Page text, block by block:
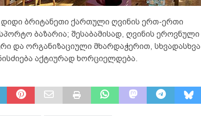
დიდი ბრიტანეთი ქართული ღვინის ერთ-ერთი
ბაზარია; შესაბამისად, ღვინის ეროვნული
და ორგანიზაციული მხარდაჭერით, სხვადასხვა
აქტიურად ხორციელდება.